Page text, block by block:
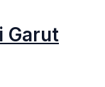
Garut